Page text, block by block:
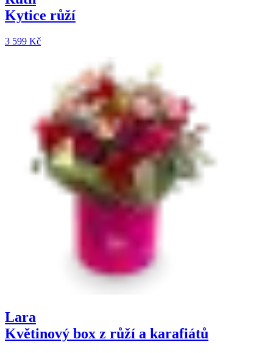
Kytice růží
3 599 Kč
Lara
Květinový box z růží a karafiátů